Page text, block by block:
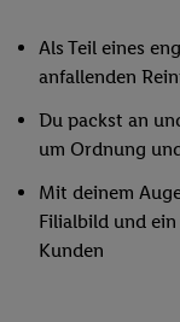
Als Teil eines
anfallenden
Du packst an
um Ordnung
Mit deinem
Filialbild und
Kunden